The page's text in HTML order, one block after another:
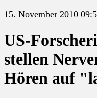
15. November 2010
US-
stellen
Hören auf